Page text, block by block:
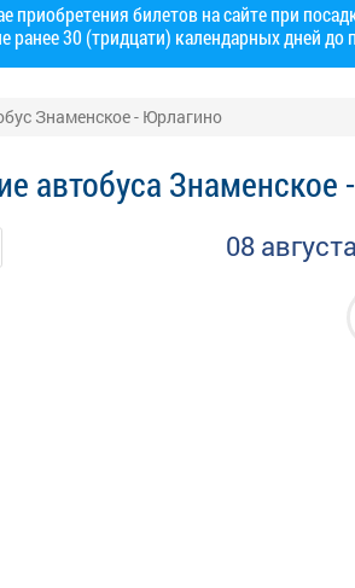
приобретения билетов на сайте при
ранее 30 (тридцати) календарных дней до
Знаменское - Юрлагино
автобуса Знаменское
08 августа